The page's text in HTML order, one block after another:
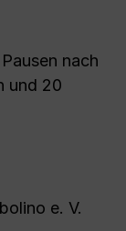
nach
und 20
e. V.